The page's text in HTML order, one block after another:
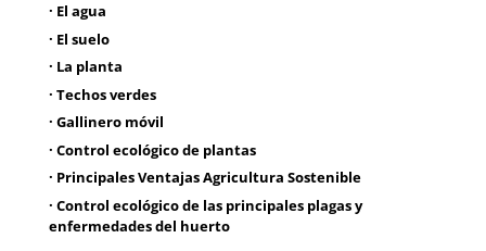
· El agua
· El suelo
· La planta
· Techos verdes
· Gallinero móvil
· Control ecológico de plantas
· Principales Ventajas Agricultura Sostenible
· Control ecológico de las principales plagas y
enfermedades del huerto